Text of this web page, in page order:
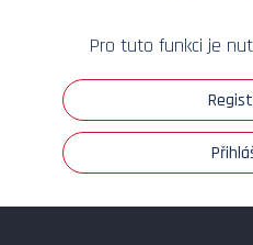
Pro tuto funkci je